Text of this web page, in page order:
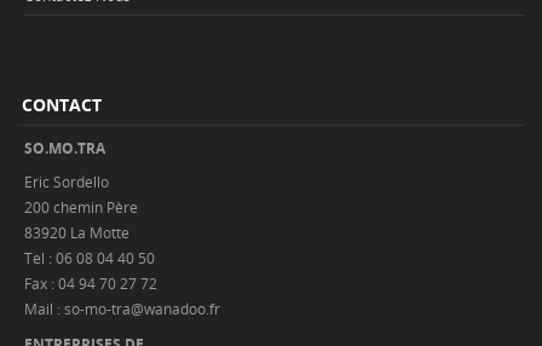
CONTACT
SO.MO.TRA
Eric Sordello
200 chemin Père
83920 La Motte
Tel : 06 08 04 40 50
Fax : 04 94 70 27 72
Mail : so-mo-tra@wanadoo.fr